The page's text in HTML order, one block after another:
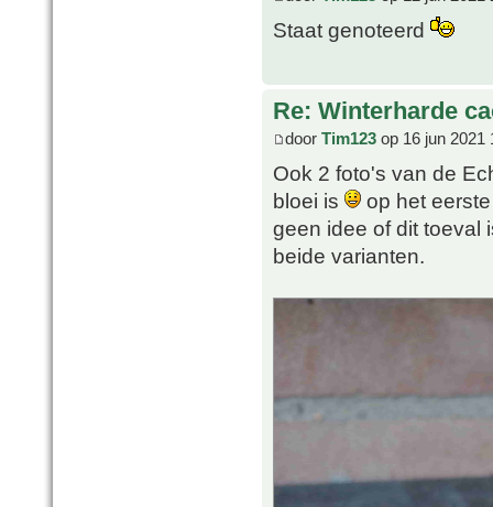
Staat genoteerd
Re: Winterharde
door Tim123 op 16 jun 2021
Ook 2 foto's van de
bloei is
op het
geen idee of dit toeval
beide varianten.